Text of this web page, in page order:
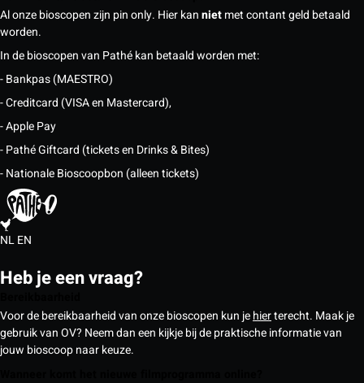
Al onze bioscopen zijn pin only. Hier kannietmet contant geld betaald
worden.
In de bioscopen van Pathé kan betaald worden met:
- Bankpas (MAESTRO)
- Creditcard (VISA en Mastercard),
- Apple Pay
- Pathé Giftcard (tickets en Drinks & Bites)
- Nationale Bioscoopbon (alleen tickets)
NLEN
Heb je een vraag?
Voor de bereikbaarheid van onze bioscopen kun jehierterecht. Maak je
gebruik van OV? Neem dan een kijkje bij de praktische informatie van
jouw bioscoop naar keuze.